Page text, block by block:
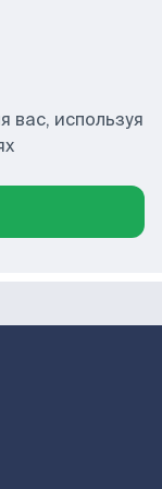
используя